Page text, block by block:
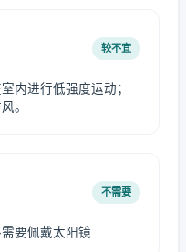
较不宜
内进行低强度运动；
。
不需要
要佩戴太阳镜